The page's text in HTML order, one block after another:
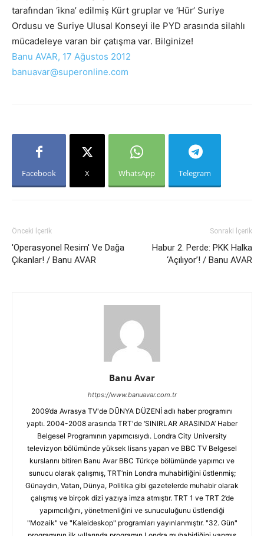
tarafından ‘ikna’ edilmiş Kürt gruplar ve ‘Hür’ Suriye
Ordusu ve Suriye Ulusal Konseyi ile PYD arasında silahlı
mücadeleye varan bir çatışma var. Bilginize!
Banu AVAR, 17 Ağustos 2012
banuavar@superonline.com
Facebook X WhatsApp Telegram
Önceki İçerik
'Operasyonel Resim' Ve Dağa
Çıkanlar! / Banu AVAR
Sonraki İçerik
Habur 2. Perde: PKK Halka
‘Açılıyor’! / Banu AVAR
Banu Avar
https://www.banuavar.com.tr
2009’da Avrasya TV'de DÜNYA DÜZENİ adlı haber programını
yaptı. 2004-2008 arasında TRT'de ‘SINIRLAR ARASINDA’ Haber
Belgesel Programının yapımcısıydı. Londra City University
televizyon bölümünde yüksek lisans yapan ve BBC TV Belgesel
kurslarını bitiren Banu Avar BBC Türkçe bölümünde yapımcı ve
sunucu olarak çalışmış, TRT’nin Londra muhabirliğini üstlenmiş;
Günaydın, Vatan, Dünya, Politika gibi gazetelerde muhabir olarak
çalışmış ve birçok dizi yazıya imza atmıştır. TRT 1 ve TRT 2’de
yapımcılığını, yönetmenliğini ve sunuculuğunu üstlendiği
"Mozaik" ve "Kaleideskop" programları yayınlanmıştır. "32. Gün"